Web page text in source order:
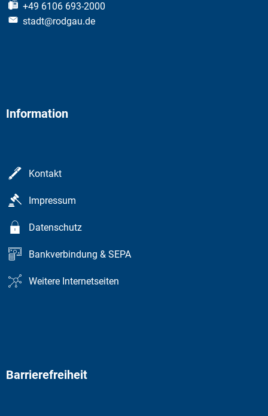
+49 6106 693-2000
stadt@rodgau.de
Information
Kontakt
Impressum
Datenschutz
Bankverbindung & SEPA
Weitere Internetseiten
Barrierefreiheit